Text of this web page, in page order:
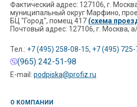
Фактический адрес: 127106, г.
муниципальный округ Марфино,
БЦ "Город", помещ 417 (схема
Почтовый адрес: 127106, г. Москва,
Тел.: +7 (495) 258-08-15, +7 (495)
(965) 242-51-98
E-mail: podpiska@profiz.ru
О КОМПАНИИ